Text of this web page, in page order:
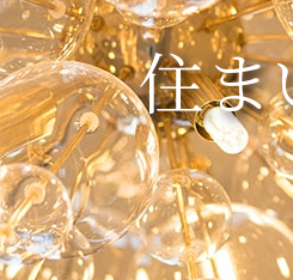
住ま